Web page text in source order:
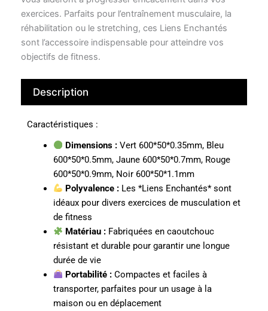
exercices. Parfaits pour l’entraînement musculaire, la
réhabilitation ou le stretching, ces Liens Enchantés
sont l’accessoire indispensable pour atteindre vos
objectifs de fitness.
Description
Caractéristiques :
Dimensions : Vert 600*50*0.35mm, Bleu
600*50*0.5mm, Jaune 600*50*0.7mm, Rouge
600*50*0.9mm, Noir 600*50*1.1mm
Polyvalence : Les *Liens Enchantés* sont
idéaux pour divers exercices de musculation et
de fitness
Matériau : Fabriquées en caoutchouc
résistant et durable pour garantir une longue
durée de vie
Portabilité : Compactes et faciles à
transporter, parfaites pour un usage à la
maison ou en déplacement